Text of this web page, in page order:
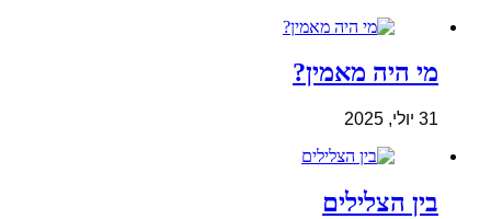
מי היה מאמין?
31 יולי, 2025
בין הצלילים